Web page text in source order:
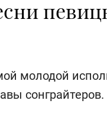
молодой
сонграйтеров.